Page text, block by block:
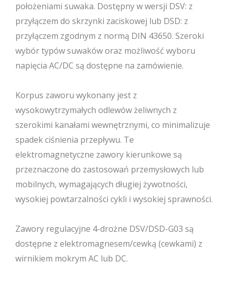
położeniami suwaka. Dostępny w wersji DSV: z
przyłączem do skrzynki zaciskowej lub DSD: z
przyłączem zgodnym z normą DIN 43650. Szeroki
wybór typów suwaków oraz możliwość wyboru
napięcia AC/DC są dostępne na zamówienie.
Korpus zaworu wykonany jest z
wysokowytrzymałych odlewów żeliwnych z
szerokimi kanałami wewnętrznymi, co minimalizuje
spadek ciśnienia przepływu. Te
elektromagnetyczne zawory kierunkowe są
przeznaczone do zastosowań przemysłowych lub
mobilnych, wymagających długiej żywotności,
wysokiej powtarzalności cykli i wysokiej sprawności.
Zawory regulacyjne 4-drożne DSV/DSD-G03 są
dostępne z elektromagnesem/cewką (cewkami) z
wirnikiem mokrym AC lub DC.